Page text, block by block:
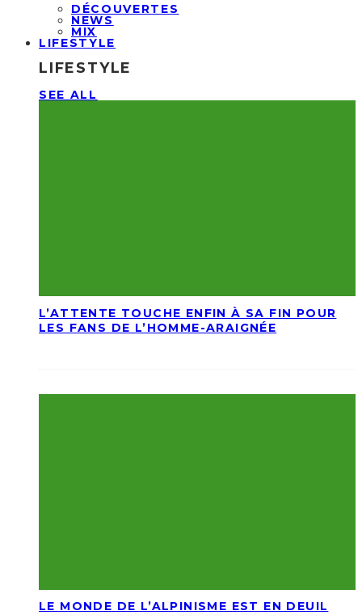
DÉCOUVERTES
NEWS
MIX
LIFESTYLE
LIFESTYLE
SEE ALL
L’ATTENTE TOUCHE ENFIN À SA FIN POUR
LES FANS DE L’HOMME-ARAIGNÉE
LE MONDE DE L’ALPINISME EST EN DEUIL